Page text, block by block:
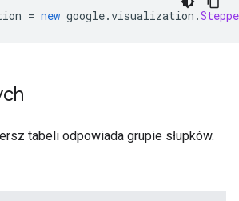
= new google.visualization .
tabeli odpowiada grupie słupków.